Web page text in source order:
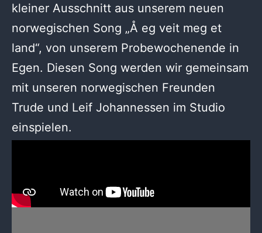
kleiner Ausschnitt aus unserem neuen
norwegischen Song „Å eg veit meg et
land“, von unserem Probewochenende in
Egen. Diesen Song werden wir gemeinsam
mit unseren norwegischen Freunden
Trude und Leif Johannessen im Studio
einspielen.